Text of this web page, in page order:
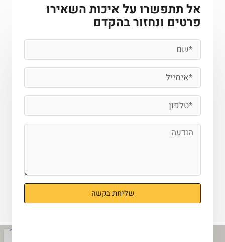
אל תתפשרו על איכות השאירו
פרטים ונחזור בהקדם
שליחת בקשה